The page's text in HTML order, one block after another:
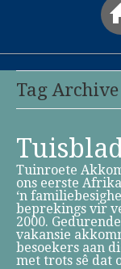
Tag
Tuinroete
ons eerste
‘n
beprekings vir
2000.
vakansie
besoekers aan
met trots sê